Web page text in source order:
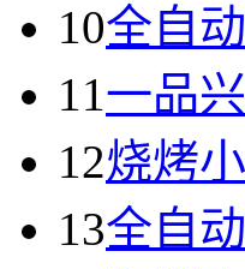
10全自
11一品
12烧烤
13全自